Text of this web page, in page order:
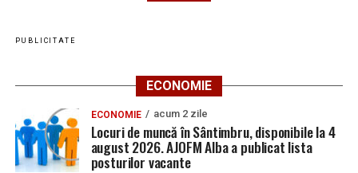
PUBLICITATE
ECONOMIE
ECONOMIE acum 2 zile
Locuri de muncă în Sântimbru, disponibile la 4
august 2026. AJOFM Alba a publicat lista
posturilor vacante